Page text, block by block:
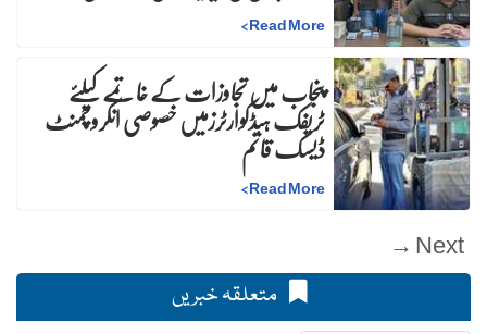
Read More
>
پنجاب میں تجاوزات کے خاتمے کیلئے
ٹریفک ہیڈکوارٹرزمیں خصوصی انکروچمنٹ
ڈیسک قائم
Read More
>
Next →
متعلقہ خبریں